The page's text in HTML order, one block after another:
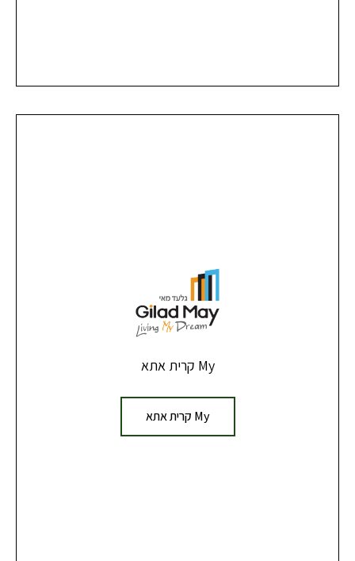
My קרית אתא
My קרית אתא